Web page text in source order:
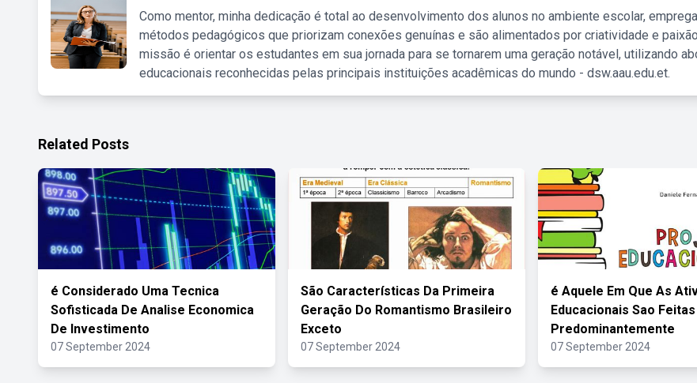
Como mentor, minha dedicação é total ao desenvolvimento dos alunos no ambiente escolar,
métodos pedagógicos que priorizam conexões genuínas e são alimentados por criatividade e
missão é orientar os estudantes em sua jornada para se tornarem uma geração notável, utilizando
educacionais reconhecidas pelas principais instituições acadêmicas do mundo - dsw.aau.edu.et.
Related Posts
é Considerado Uma Tecnica
Sofisticada De Analise Economica
De Investimento
07 September 2024
São Características Da Primeira
Geração Do Romantismo Brasileiro
Exceto
07 September 2024
é Aquele Em Que As
Educacionais Sao Feitas
Predominantemente
07 September 2024